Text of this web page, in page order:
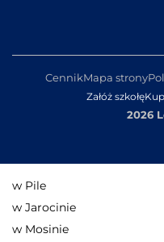
2026
Załóż szkołę
CennikMapa strony
w Pile
w Jarocinie
w Mosinie